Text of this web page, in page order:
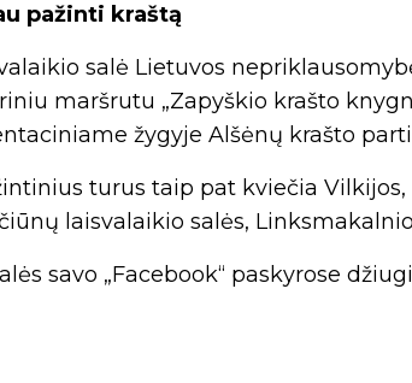
pažinti kraštą
salė Lietuvos
maršrutu „Zapyškio krašto
žygyje Alšėnų krašto
turus taip pat kviečia
laisvalaikio salės,
savo „Facebook“ paskyrose